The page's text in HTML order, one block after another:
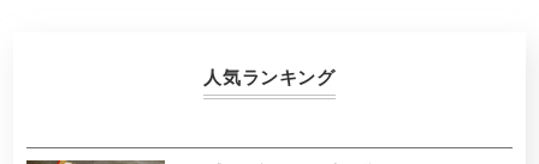
人気ランキング